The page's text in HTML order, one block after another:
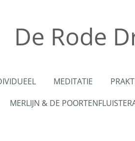
De Rode
MEDITATIE
MERLIJN & DE